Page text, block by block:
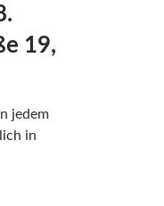
19,
jedem
in